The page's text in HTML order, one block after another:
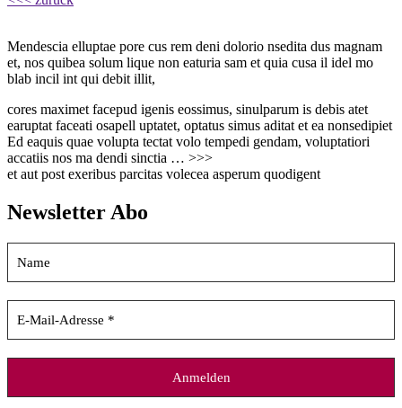
Mendescia elluptae pore cus rem deni dolorio nsedita dus magnam
et, nos quibea solum lique non eaturia sam et quia cusa il idel mo
blab incil int qui debit illit,
cores maximet facepud igenis eossimus, sinulparum is debis atet
earuptat faceati osapell uptatet, optatus simus aditat et ea nonsedipiet
Ed eaquis quae volupta tectat volo tempedi gendam, voluptatiori
accatiis nos ma dendi sinctia … >>>
et aut post exeribus parcitas volecea asperum quodigent
Newsletter Abo